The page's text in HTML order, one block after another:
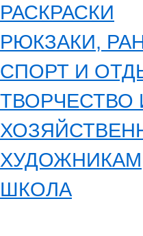
РАСКРАСКИ
РЮКЗАКИ,
СПОРТ И
ТВОРЧЕСТВО
ХУДОЖНИКАМ
ШКОЛА